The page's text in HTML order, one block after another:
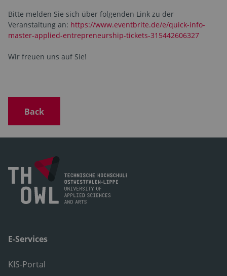
Bitte melden Sie sich über folgenden Link zu der
Veranstaltung an: https://www.eventbrite.de/e/quick-info-
master-applied-entrepreneurship-tickets-315442606327
Wir freuen uns auf Sie!
Back
E-Services
KIS-Portal